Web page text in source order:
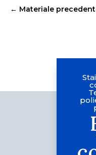
← Materiale